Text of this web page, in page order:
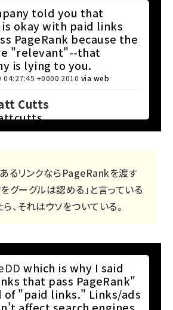
told you that
is okay with paid links
PageRank because the
"relevant"--that
is lying to you.
04:27:45 +0000 2010 via web
Cutts
るリンクならPageRankを渡す
グーグルは認める」と言っている
、それはウソをついている。
which is why I said
that pass PageRank"
of "paid links." Links/ads